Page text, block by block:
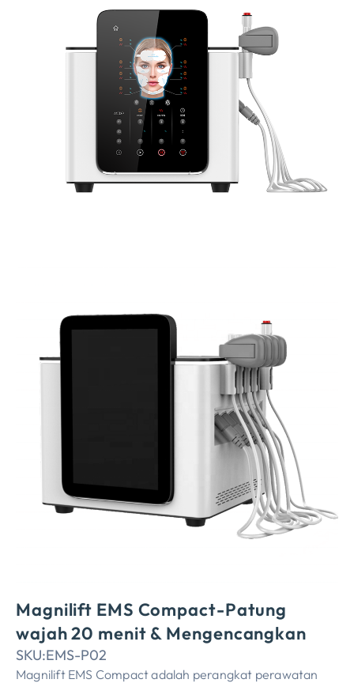
Magnilift EMS Compact-Patung
wajah 20 menit & Mengencangkan
SKU:EMS-P02
Magnilift EMS Compact adalah perangkat perawatan